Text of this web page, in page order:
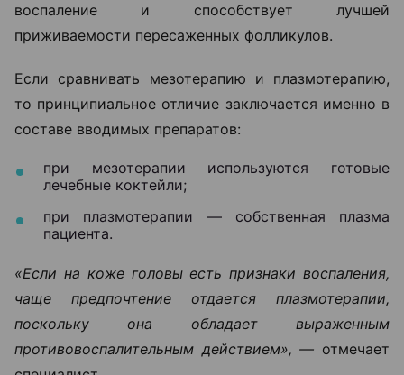
воспаление и способствует лучшей
приживаемости пересаженных фолликулов.
Если сравнивать мезотерапию и плазмотерапию,
то принципиальное отличие заключается именно в
составе вводимых препаратов:
при мезотерапии используются готовые
лечебные коктейли;
при плазмотерапии — собственная плазма
пациента.
«Если на коже головы есть признаки воспаления,
чаще предпочтение отдается плазмотерапии,
поскольку она обладает выраженным
противовоспалительным действием», — отмечает